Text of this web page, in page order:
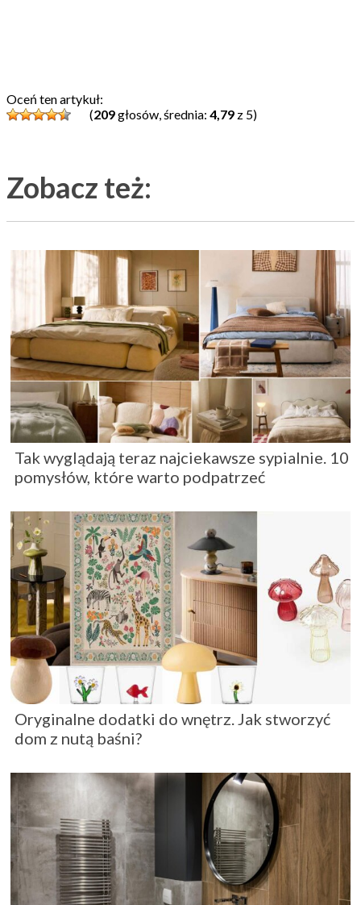
Oceń ten artykuł:
(209głosów, średnia: 4,79 z 5)
Zobacz też:
Tak wyglądają teraz najciekawsze sypialnie. 10
pomysłów, które warto podpatrzeć
Oryginalne dodatki do wnętrz. Jak stworzyć
dom z nutą baśni?